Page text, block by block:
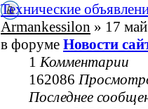
Технические
Armankessilon » 17
в форуме Новости
1Комментарии
162086
Последнее